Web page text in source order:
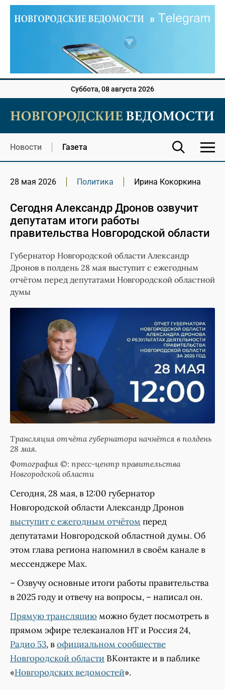
Суббота, 08 августа 2026
Новости Газета
28 мая 2026 Политика Ирина Кокоркина
Сегодня Александр Дронов озвучит
депутатам итоги работы
правительства Новгородской области
Губернатор Новгородской области Александр
Дронов в полдень 28 мая выступит с ежегодным
отчётом перед депутатами Новгородской областной
думы
Трансляция отчёта губернатора начнётся в полдень
28 мая.
Фотография ©: пресс-центр правительства
Новгородской области
Сегодня, 28 мая, в 12:00 губернатор
Новгородской области Александр Дронов
выступит с ежегодным отчётом перед
депутатами Новгородской областной думы. Об
этом глава региона напомнил в своём канале в
мессенджере Мах.
– Озвучу основные итоги работы правительства
в 2025 году и отвечу на вопросы, – написал он.
Прямую трансляциюможно будет посмотреть в
прямом эфире телеканалов НТ и Россия 24,
Радио 53, вофициальном сообществе
Новгородской области ВКонтакте и в паблике
«Новгородских ведомостей».